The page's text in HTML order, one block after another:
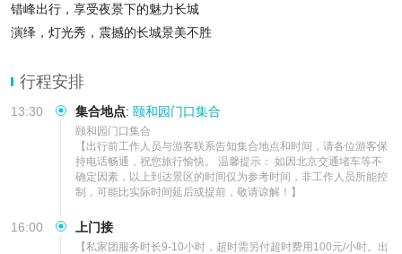
错峰出行，享受夜景下的魅力长城
演绎，灯光秀，震撼的长城景美不胜
行程安排
13:30 集合地点: 颐和园门口集合
颐和园门口集合
【出行前工作人员与游客联系告知集合地点和时间，请各位游客保
持电话畅通，祝您旅行愉快。 温馨提示： 如因北京交通堵车等不
确定因素，以上到达景区的时间仅为参考时间，非工作人员所能控
制，可能比实际时间延后或提前，敬请谅解！】
16:00 上门接
【私家团服务时长9-10小时，超时需另付超时费用100元/小时。出